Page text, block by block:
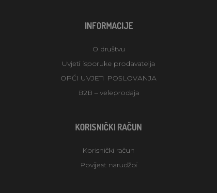
INFORMACIJE
O društvu
Uvjeti isporuke prodavatelja
OPĆI UVJETI POSLOVANJA
B2B – veleprodaja
KORISNIČKI RAČUN
Korisnički račun
Povijest narudžbi